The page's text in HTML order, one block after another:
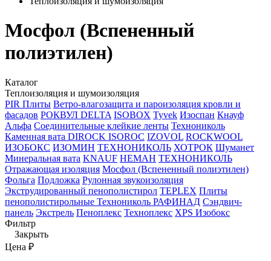
Мосфол (Вспененный
полиэтилен)
Каталог
Теплоизоляция и шумоизоляция
PIR Плиты Ветро-влагозащита и пароизоляция кровли и
фасадов РОКВУЛ DELTA ISOBOX Tyvek Изоспан Кнауф
Альфа Соединительные клейкие ленты Технониколь
Каменная вата DIROCK ISOROC IZOVOL ROCKWOOL
ИЗОБОКС ИЗОМИН ТЕХНОНИКОЛЬ ХОТРОК Шуманет
Минеральная вата KNAUF НЕМАН ТЕХНОНИКОЛЬ
Отражающая изоляция Мосфол (Вспененный полиэтилен)
Фольга Подложка Рулонная звукоизоляция
Экструдированный пенополистирол TEPLEX Плиты
пенополистирольные Технониколь РАФИНАД Сэндвич-
панель Экстрель Пеноплекс Техноплекс ХPS Изобокс
Фильтр
Закрыть
Цена ₽